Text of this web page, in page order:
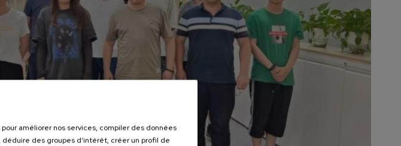
améliorer nos services, compiler des données
des groupes d’intérêt, créer un profil de